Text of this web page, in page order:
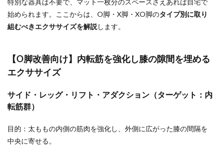
特別な器具は不要で、マット一枚分のスペースさえあれば自宅で
始められます。ここからは、O脚・X脚・XO脚のタイプ別に取り
組むべきエクササイズを解説します。
【O脚改善向け】内転筋を強化し膝の隙間を埋める
エクササイズ
サイド・レッグ・リフト・アダクション（ターゲット：内
転筋群）
目的：太ももの内側の筋肉を強化し、外側に広がった膝の間隔を
中央に寄せる。